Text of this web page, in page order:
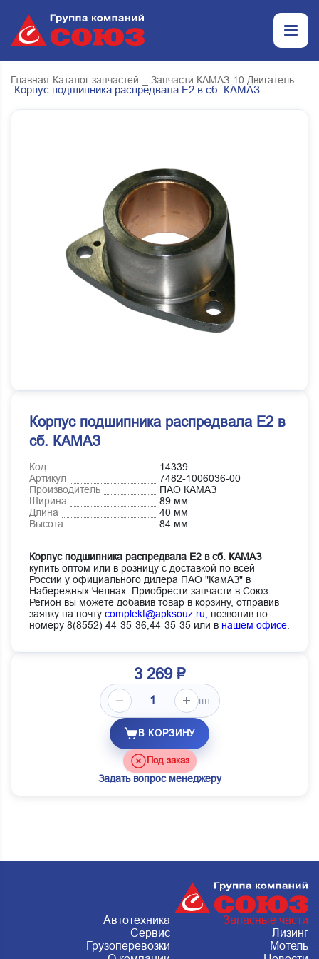
Главная Каталог запчастей _ Запчасти КАМАЗ 10 Двигатель
Корпус подшипника распредвала Е2 в сб. КАМАЗ
Корпус подшипника распредвала Е2 в
сб. КАМАЗ
Код
14339
Артикул
7482-1006036-00
Производитель
ПАО КАМАЗ
Ширина
89 мм
Длина
40 мм
Высота
84 мм
Корпус подшипника распредвала Е2 в сб. КАМАЗ
купить оптом или в розницу с доставкой по всей
России у официального дилера ПАО "КамАЗ" в
Набережных Челнах. Приобрести запчасти в Союз-
Регион вы можете добавив товар в корзину, отправив
заявку на почту complekt@apksouz.ru,
позвонив по
номеру 8(8552) 44-35-36,44-35-35 или в нашем офисе
3 269 ₽
шт.
В КОРЗИНУ
Под заказ
Задать вопрос менеджеру
Автотехника
Запасные части
Сервис
Лизинг
Грузоперевозки
Мотель